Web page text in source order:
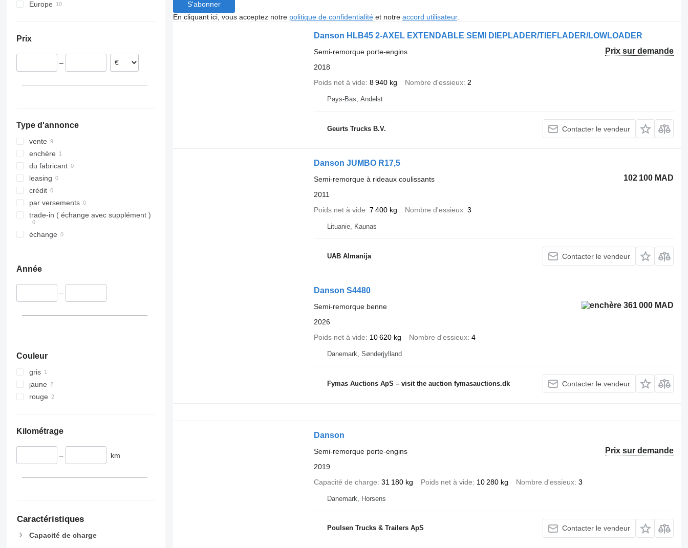
Europe
Lituanie
Prix
–
Type d'annonce
vente
enchère
du fabricant
leasing
crédit
par versements
trade-in ( échange avec supplément )
échange
Année
–
Couleur
gris
jaune
rouge
Kilométrage
– km
Caractéristiques
Capacité de charge
S'abonner
En cliquant ici, vous acceptez notre politique de confidentialitéet notre accord utilisateur.
Danson HLB45 2-AXEL EXTENDABLE SEMI DIEPLADER/TIEFLADER/LOWLOADER
Prix sur demande
Semi-remorque porte-engins
2018
Poids net à vide 8 940 kg Nombre d'essieux 2
Pays-Bas, Andelst
Geurts Trucks B.V. Contacter le vendeur
Danson JUMBO R17,5
102 100 MAD
Semi-remorque à rideaux coulissants
2011
Poids net à vide 7 400 kg Nombre d'essieux 3
Lituanie, Kaunas
UAB Almanija Contacter le vendeur
Danson S4480
361 000 MAD
Semi-remorque benne
2026
Poids net à vide
10 620 kg Nombre d'essieux 4
Danemark, Sønderjylland
Fymas Auctions ApS – visit the auction fymasauctions.dk Contacter le vendeur
Danson
Prix sur demande
Semi-remorque porte-engins
2019
Capacité de charge 31 180 kg Poids net à vide 10 280 kg Nombre d'essieux 3
Danemark, Horsens
Poulsen Trucks & Trailers ApS Contacter le vendeur